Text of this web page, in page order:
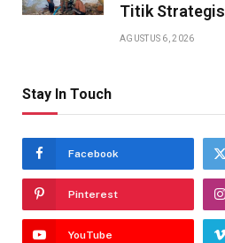
Titik Strategis
AGUSTUS 6, 2026
Stay In Touch
Facebook
Pinterest
YouTube